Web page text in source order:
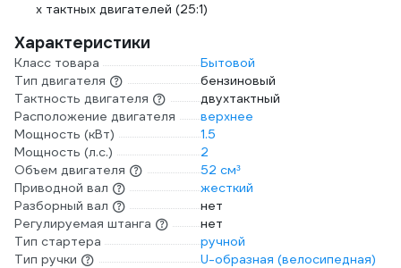
х тактных двигателей (25:1)
Характеристики
Класс товара
Бытовой
Тип двигателя
бензиновый
Тактность двигателя
двухтактный
Расположение двигателя
верхнее
Мощность (кВт)
1.5
Мощность (л.с.)
2
Объем двигателя
52 см³
Приводной вал
жесткий
Разборный вал
нет
Регулируемая штанга
нет
Тип стартера
ручной
Тип ручки
U-образная (велосипедная)